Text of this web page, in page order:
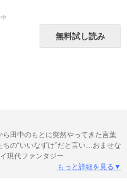
無料試し読み
田中のもとに突然やってきた言葉
の“いいなずけ”だと言い…おませな
現代ファンタジー
もっと詳細を見る▼